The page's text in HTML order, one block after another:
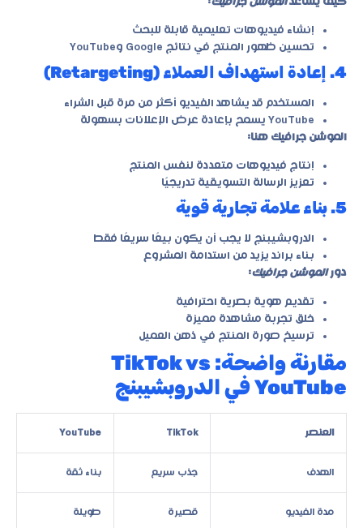
إنشاء فيديوهات تعليمية قابلة للبحث
تحسين ظهور المنتج في نتائج Google وYouTube
4. إعادة استهداف العملاء (Retargeting)
المستخدم قد يشاهد الفيديو أكثر من مرة قبل الشراء
YouTube يسمح بإعادة عرض الإعلانات بسهولة
الموشن جرافيك هنا:
إنتاج فيديوهات متعددة لنفس المنتج
تعزيز الرسالة التسويقية تدريجيًا
5. بناء علامة تجارية قوية
الدروبشيبنج لا يجب أن يكون بيعًا سريعًا فقط
بناء براند يزيد من استدامة المشروع
دورالموشن جرافيك:
تقديم هوية بصرية احترافية
خلق تجربة مشاهدة مميزة
ترسيخ صورة المنتج في ذهن العميل
مقارنة واضحة: TikTok vs
YouTube في الدروبشيبنج
العنصر TikTok
YouTube
الهدف جذب سريع بناء ثقة
مدة الفيديو قصيرة طويلة